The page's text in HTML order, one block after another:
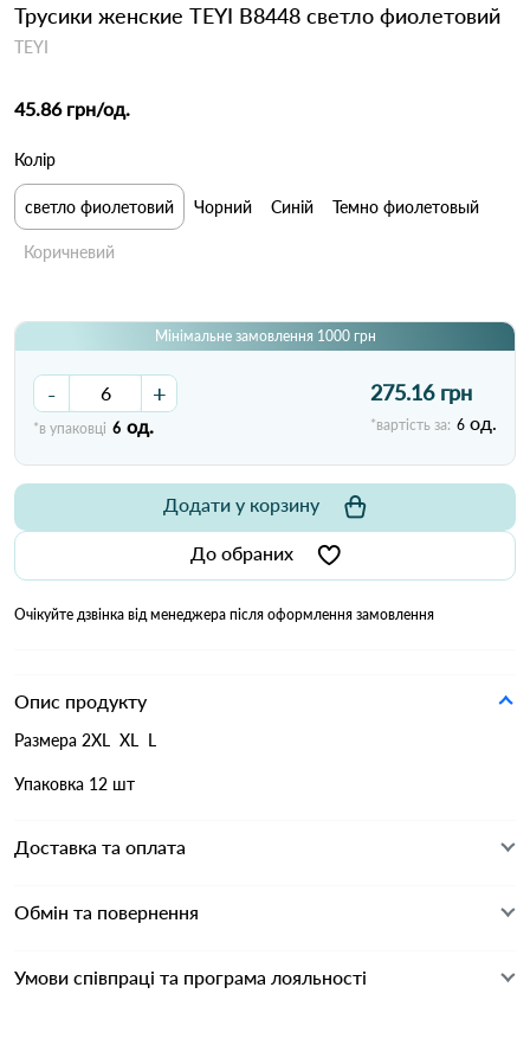
Трусики женские TEYI B8448 светло фиолетовий
TEYI
45.86 грн/од.
Колір
светло фиолетовий Чорний Синій Темно фиолетовый
Коричневий
Мінімальне замовлення 1000 грн
- +
*в упаковці 6 од.
275.16 грн
*вартість за: 6 од.
До обраних
Додати у корзину
Очікуйте дзвінка від менеджера після оформлення замовлення
Опис продукту
Размера 2XL XL L
Упаковка 12 шт
Доставка та оплата
Обмін та повернення
Умови співпраці та програма лояльності